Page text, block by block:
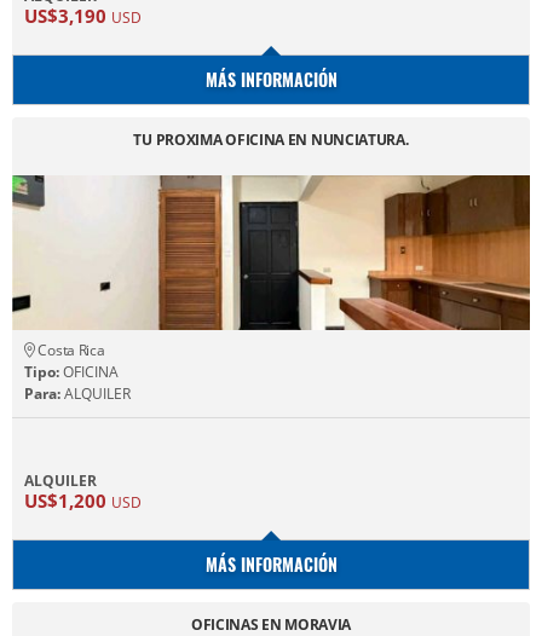
US$3,190 USD
MÁS INFORMACIÓN
TU PROXIMA OFICINA EN NUNCIATURA.
Costa Rica
Tipo:OFICINA
Para:ALQUILER
ALQUILER
US$1,200 USD
MÁS INFORMACIÓN
OFICINAS EN MORAVIA